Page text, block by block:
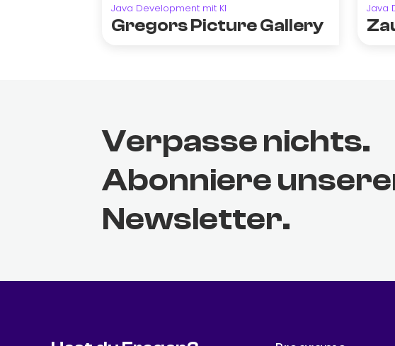
Java Development mit KI
Gregors Picture Gallery
Java
Verpasse nichts.
Abonniere
Newsletter.